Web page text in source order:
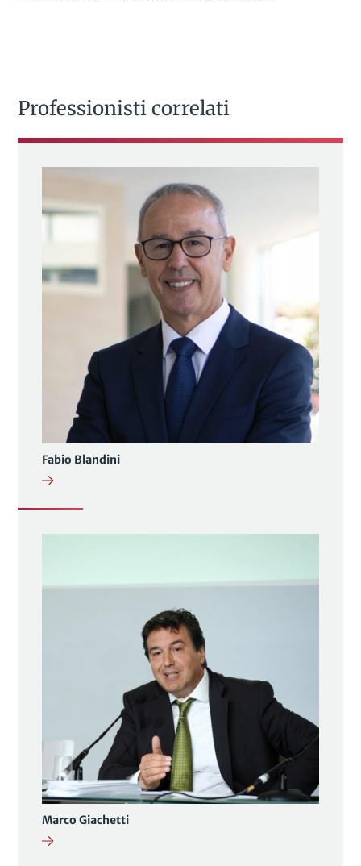
Professionisti correlati
Fabio Blandini
Marco Giachetti